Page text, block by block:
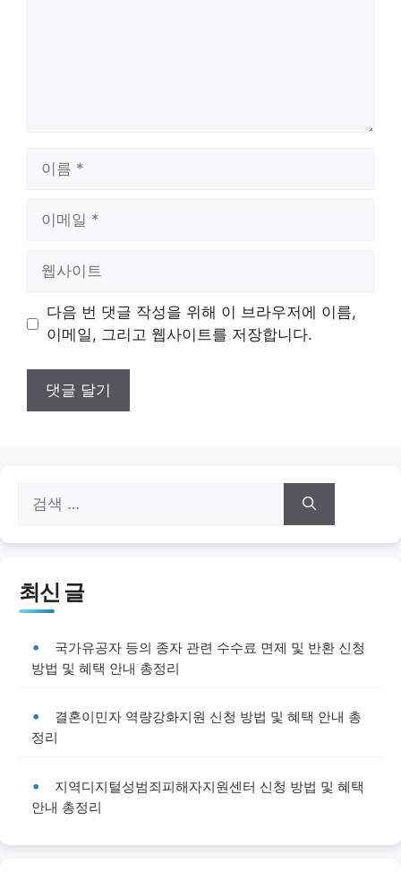
트
다음 번 댓글 작성을 위해 이 브라우저에 이름,
이메일, 그리고 웹사이트를 저장합니다.
색:
최신 글
국가유공자 등의 종자 관련 수수료 면제 및 반환 신청
방법 및 혜택 안내 총정리
결혼이민자 역량강화지원 신청 방법 및 혜택 안내 총
정리
지역디지털성범죄피해자지원센터 신청 방법 및 혜택
안내 총정리